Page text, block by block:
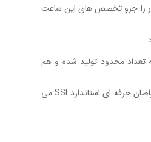
را جزو تخصص های این ساعت
ها به تعداد محدود تولید شده و هم
سری ویژه به همراه لوگوی SSI روی صفحه و حک شده بروی پشت درب ساعت مخصوص غواصان حرفه ای استاندارد SSI می